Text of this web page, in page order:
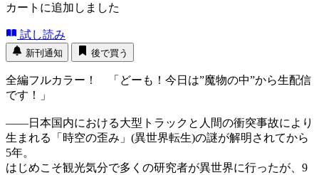
カートに追加しました
試し読み
新刊通知 後で買う
全編フルカラー！ 「どーも！今日は”魔物の中”から生配信
です！」
――日本国内における大型トラックと人間の衝突事故により
生まれる「時空の歪み」(異世界転生)の謎が解明されてから
5年。
はじめこそ観光気分で多くの研究者が異世界に行ったが、9